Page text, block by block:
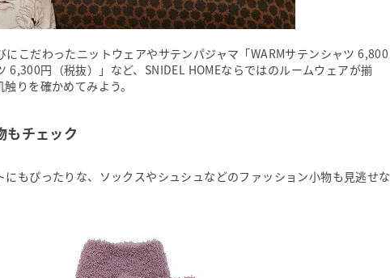
こだわったニットウェアやサテンパジャマ「WARMサテンシャツ 6,800
6,300円（税抜）」など、SNIDEL HOMEならではのルームウェアが揃
りを確かめてみよう。
もチェック
もぴったりな、ソックスやシュシュなどのファッション小物も見逃せな